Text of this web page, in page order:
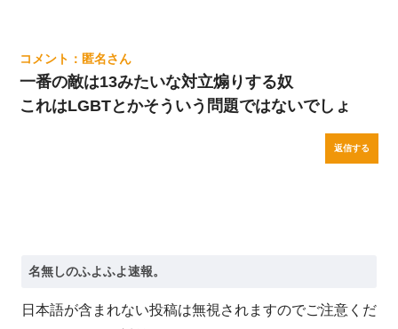
匿名
一番の敵は13みたいな対立煽りする奴
これはLGBTとかそういう問題ではないでしょ
返信する
日本語が含まれない投稿は無視されますのでご注意くだ